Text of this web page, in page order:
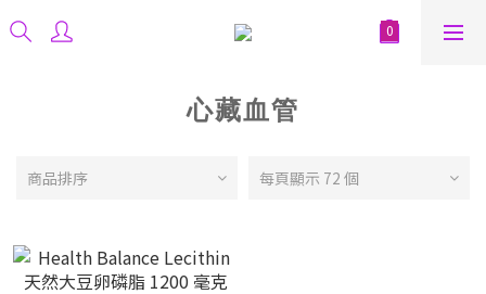
心藏血管
商品排序 每頁顯示 72 個